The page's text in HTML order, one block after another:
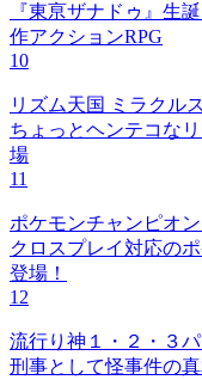
『東亰ザナドゥ』生
作アクションRPG
10
リズム天国 ミラクル
ちょっとヘンテコな
場
11
ポケモンチャンピオ
クロスプレイ対応の
登場！
12
流行り神１・２・３
刑事として怪事件の